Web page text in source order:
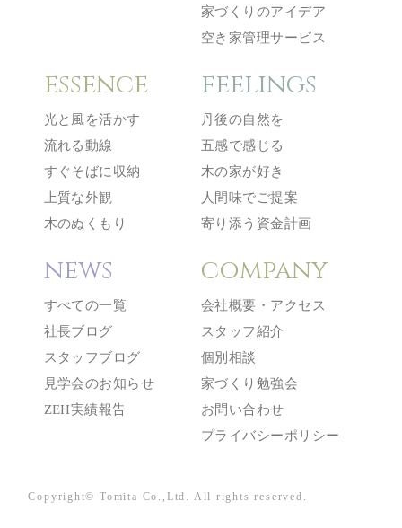
家づくりのアイデア
空き家管理サービス
essence
光と風を活かす
流れる動線
すぐそばに収納
上質な外観
木のぬくもり
feelings
丹後の自然を
五感で感じる
木の家が好き
人間味でご提案
寄り添う資金計画
news
すべての一覧
社長ブログ
スタッフブログ
見学会のお知らせ
ZEH実績報告
company
会社概要・アクセス
スタッフ紹介
個別相談
家づくり勉強会
お問い合わせ
プライバシーポリシー
Copyright© Tomita Co.,Ltd. All rights reserved.